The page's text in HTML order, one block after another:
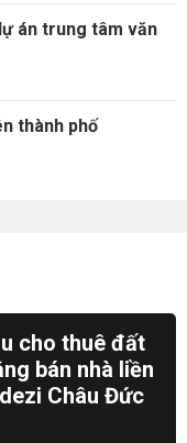
án trung tâm văn
thành phố
cho thuê đất
bán nhà liền
Châu Đức